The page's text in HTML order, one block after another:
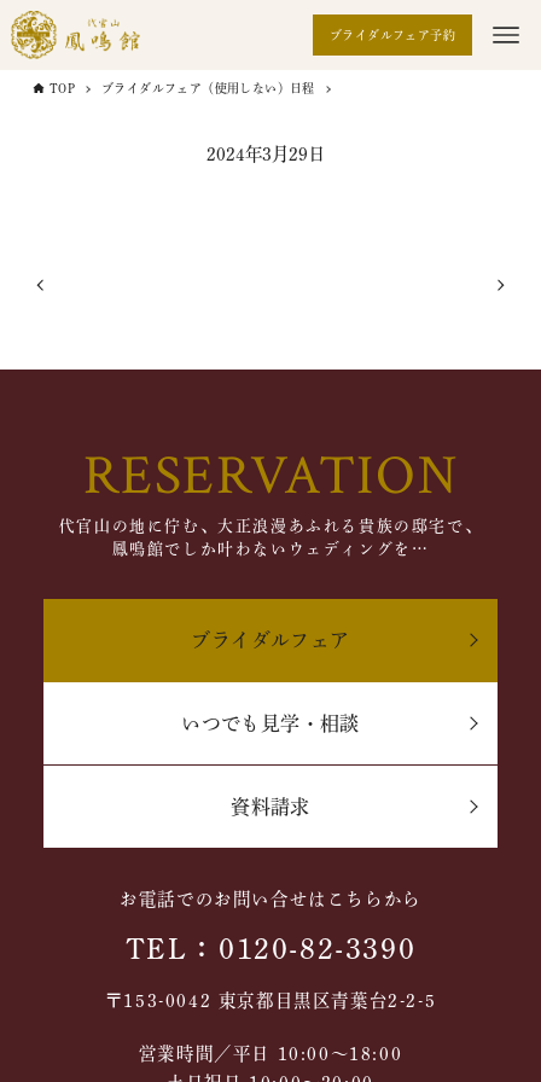
ブライダルフェア予約
TOP ブライダルフェア（使用しない）日程
2024年3月29日
RESERVATION
代官山の地に佇む、大正浪漫あふれる貴族の邸宅で、
鳳鳴館でしか叶わないウェディングを…
ブライダルフェア
いつでも見学・相談
資料請求
お電話でのお問い合せはこちらから
TEL：0120-82-3390
〒153-0042 東京都目黒区青葉台2-2-5
営業時間／平日 10:00～18:00